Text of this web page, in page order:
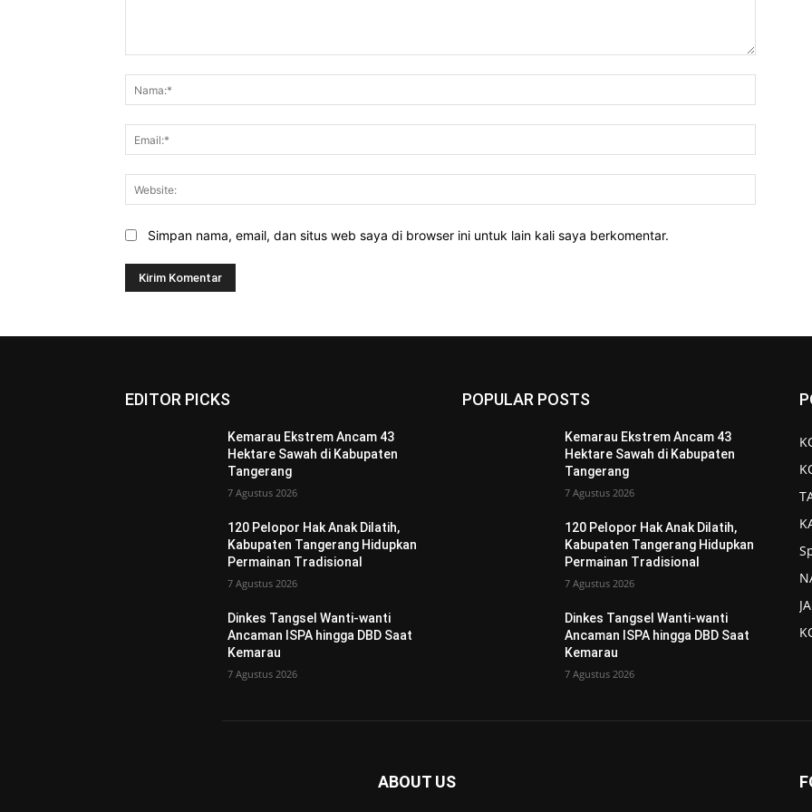
Simpan nama, email, dan situs web saya di browser ini untuk lain kali saya berkomentar.
EDITOR PICKS
Kemarau Ekstrem Ancam 43
Hektare Sawah di Kabupaten
Tangerang
7 Agustus 2026
120 Pelopor Hak Anak Dilatih,
Kabupaten Tangerang Hidupkan
Permainan Tradisional
7 Agustus 2026
Dinkes Tangsel Wanti-wanti
Ancaman ISPA hingga DBD Saat
Kemarau
7 Agustus 2026
POPULAR POSTS
Kemarau Ekstrem Ancam 43
Hektare Sawah di Kabupaten
Tangerang
7 Agustus 2026
120 Pelopor Hak Anak Dilatih,
Kabupaten Tangerang Hidupkan
Permainan Tradisional
7 Agustus 2026
Dinkes Tangsel Wanti-wanti
Ancaman ISPA hingga DBD Saat
Kemarau
7 Agustus 2026
ABOUT US